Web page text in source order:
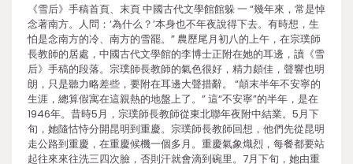
《雪后》手稿首頁、末頁 中國古代文學館館躲 一 “幾年來，常是悼
念著南方。人問：‘為什么？’本身也不年夜說得下去。有時想，生
怕是念南方的冷、南方的雪罷。” 農歷尾月初八的上午，在宗璞師
長教師的居處，中國古代文學館的李博士正附在她的耳邊，讀《雪
后》手稿的段落。宗璞師長教師的氣色很好，精力頗佳，聲響也明
朗，只是聽力略差些，要附在耳邊大聲措辭。 “顛末半年不安寧的
生涯，總算假寓在這親熱的地盤上了。” 這“不安寧”的半年，是在
1946年。昔時5月，宗璞師長教師從東北聯年夜附中結業。5月下
旬，她隨怙恃分開昆明到重慶。宗璞師長教師回想，他們先從昆明
走公路到重慶，在重慶候機一個多月。重慶氣象熾烈，每餐都要站
起往來來往洗三四次臉，否則汗就會滴到碗里。7月下旬，她由重